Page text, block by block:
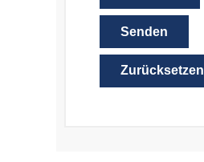
Senden
Zurücksetzen